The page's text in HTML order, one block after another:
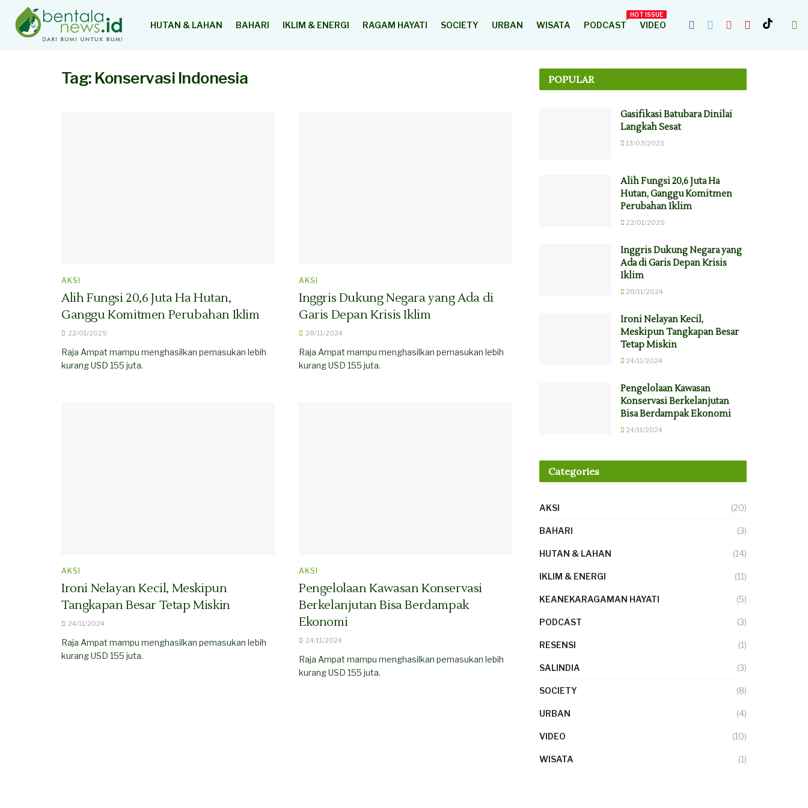
HUTAN & LAHAN BAHARI IKLIM & ENERGI RAGAM HAYATI SOCIETY URBAN WISATA PODCAST
HOT ISSUE
VIDEO
Tag: Konservasi Indonesia
AKSI
Alih Fungsi 20,6 Juta Ha Hutan,
Ganggu Komitmen Perubahan Iklim
22/01/2025
Raja Ampat mampu menghasilkan pemasukan lebih
kurang USD 155 juta.
AKSI
Inggris Dukung Negara yang Ada di
Garis Depan Krisis Iklim
28/11/2024
Raja Ampat mampu menghasilkan pemasukan lebih
kurang USD 155 juta.
AKSI
Ironi Nelayan Kecil, Meskipun
Tangkapan Besar Tetap Miskin
24/11/2024
Raja Ampat mampu menghasilkan pemasukan lebih
kurang USD 155 juta.
AKSI
Pengelolaan Kawasan Konservasi
Berkelanjutan Bisa Berdampak
Ekonomi
24/11/2024
Raja Ampat mampu menghasilkan pemasukan lebih
kurang USD 155 juta.
POPULAR
Gasifikasi Batubara Dinilai
Langkah Sesat
13/03/2025
Alih Fungsi 20,6 Juta Ha
Hutan, Ganggu Komitmen
Perubahan Iklim
22/01/2025
Inggris Dukung Negara yang
Ada di Garis Depan Krisis
Iklim
28/11/2024
Ironi Nelayan Kecil,
Meskipun Tangkapan Besar
Tetap Miskin
24/11/2024
Pengelolaan Kawasan
Konservasi Berkelanjutan
Bisa Berdampak Ekonomi
24/11/2024
Categories
AKSI (20)
BAHARI (3)
HUTAN & LAHAN (14)
IKLIM & ENERGI (11)
KEANEKARAGAMAN HAYATI (5)
PODCAST (3)
RESENSI (1)
SALINDIA (3)
SOCIETY (8)
URBAN (4)
VIDEO (10)
WISATA (1)